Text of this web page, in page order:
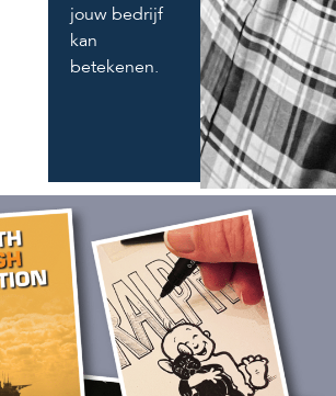
jouw bedrijf
kan
betekenen.